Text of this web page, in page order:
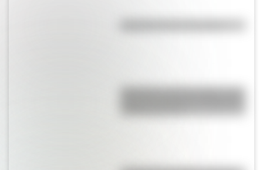
Efemérides del 6 de agosto: tres
un día como hoy